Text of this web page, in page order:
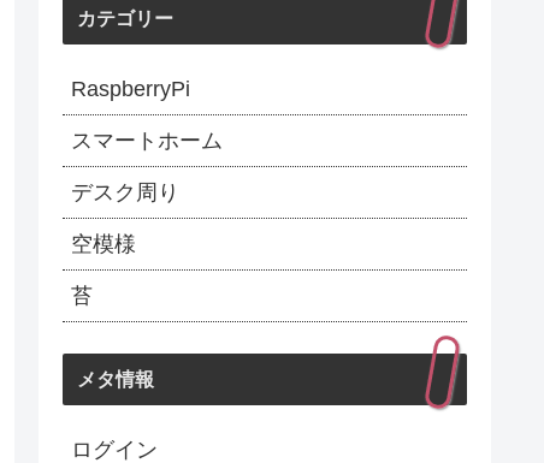
カテゴリー
RaspberryPi
スマートホーム
デスク周り
空模様
苔
メタ情報
ログイン